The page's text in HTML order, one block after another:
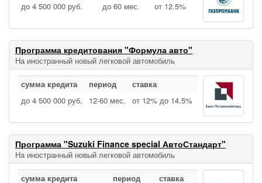
до 4 500 000 руб. до 60 мес. от 12.5%
Программа кредитования "Формула авто"
На иностранный новый легковой автомобиль
сумма кредита период
ставка
до 4 500 000 руб.
12‑60 мес. от 12% до 14.5%
Программа "Suzuki Finance special АвтоСтандарт"
На иностранный новый легковой автомобиль
сумма кредита период
ставка